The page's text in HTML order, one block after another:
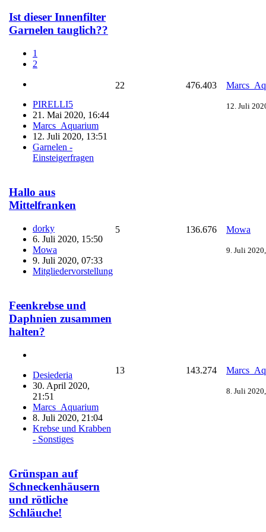
Ist dieser Innenfilter
Garnelen tauglich??
1
2
PIRELLI5
21. Mai 2020, 16:44
Marcs_Aquarium
12. Juli 2020, 13:51
Garnelen -
Einsteigerfragen
22 476.403
12. Juli
Hallo aus
Mittelfranken
dorky
6. Juli 2020, 15:50
Mowa
9. Juli 2020, 07:33
Mitgliedervorstellung
5 136.676 Mowa
9. Juli
Feenkrebse und
Daphnien zusammen
halten?
Desiederia
30. April 2020,
21:51
Marcs_Aquarium
8. Juli 2020, 21:04
Krebse und Krabben
- Sonstiges
13 143.274
8. Juli
Grünspan auf
Schneckenhäusern
und rötliche
Schläuche!